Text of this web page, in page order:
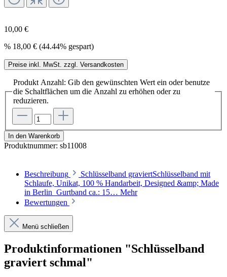
10,00 €
% 18,00 € (44.44% gespart)
Preise inkl. MwSt. zzgl. Versandkosten
Produkt Anzahl: Gib den gewünschten Wert ein oder benutze
die Schaltflächen um die Anzahl zu erhöhen oder zu
reduzieren.
In den Warenkorb
Produktnummer: sb11008
Beschreibung
Schlüsselband graviertSchlüsselband mit
Schlaufe, Unikat, 100 % Handarbeit, Designed &amp; Made
in Berlin Gurtband ca.: 15… Mehr
Bewertungen
Menü schließen
Produktinformationen "Schlüsselband
graviert schmal"